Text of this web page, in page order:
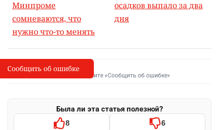
Минпроме
сомневаются, что
нужно что-то менять
осадков выпало за два
дня
I
Сообщить об опечатке
Выделите фрагмент и нажмите «Сообщить об ошибке»
Была ли эта статья полезной?
8 6
Сообщить об ошибке